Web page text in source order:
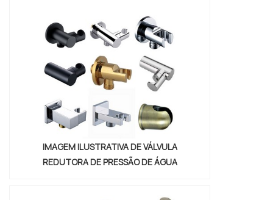
profissionais da Válvulas Precisa o cliente
encontrará excelente custo-benefício e
diversas opções d...
IMAGEM ILUSTRATIVA DE VÁLVULA
REDUTORA DE PRESSÃO DE ÁGUA